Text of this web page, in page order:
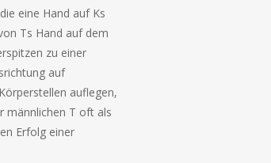
eine Hand auf Ks
Ts Hand auf dem
zu einer
auf
auflegen,
männlichen T oft als
Erfolg einer